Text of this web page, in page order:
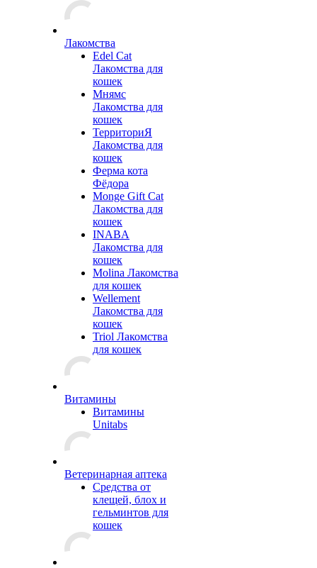
Лакомства
Edel Cat
Лакомства для
кошек
Мнямс
Лакомства для
кошек
ТерриториЯ
Лакомства для
кошек
Ферма кота
Фёдора
Monge Gift Cat
Лакомства для
кошек
INABA
Лакомства для
кошек
Molina Лакомства
для кошек
Wellement
Лакомства для
кошек
Triol Лакомства
для кошек
Витамины
Витамины
Unitabs
Ветеринарная аптека
Средства от
клещей, блох и
гельминтов для
кошек